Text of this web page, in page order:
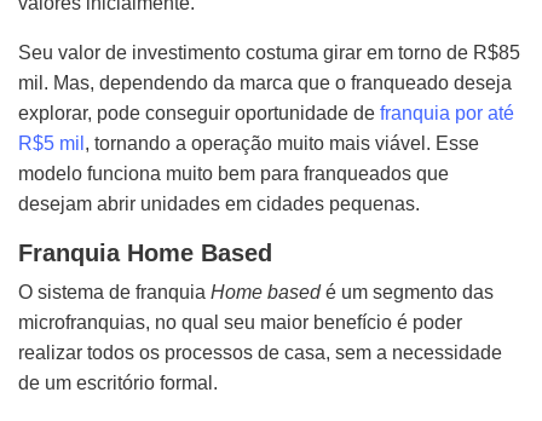
Seu valor de investimento costuma girar em torno de R$85
mil. Mas, dependendo da marca que o franqueado deseja
explorar, pode conseguir oportunidade de franquia por até
R$5 mil , tornando a operação muito mais viável. Esse
modelo funciona muito bem para franqueados que
desejam abrir unidades em cidades pequenas.
Franquia Home Based
O sistema de franquia Home basedé um segmento das
microfranquias, no qual seu maior benefício é poder
realizar todos os processos de casa, sem a necessidade
de um escritório formal.